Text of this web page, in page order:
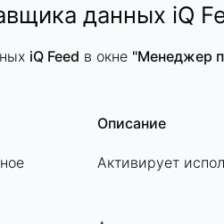
данных iQ
iQ Feed в окне "Менеджер
Описание
Активирует